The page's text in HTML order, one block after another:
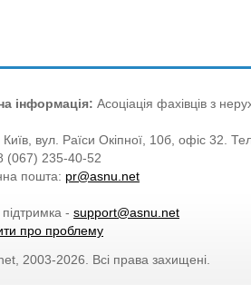
інформація: Асоціація фахівців з
вул. Раїси Окіпної, 10б, офіс 32.
(067) 235-40-52
пошта: pr@asnu.net
- support@asnu.net
про проблему
2003-2026. Всі права захищені.